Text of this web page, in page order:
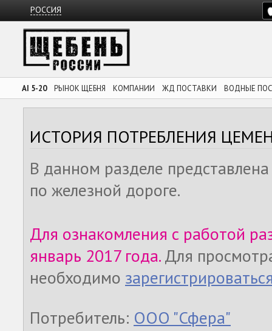
РОССИЯ
AI 5-20 РЫНОК ЩЕБНЯ КОМПАНИИ ЖД ПОСТАВКИ ВОДНЫЕ
ИСТОРИЯ ПОТРЕБЛЕНИЯ
В данном разделе
по железной дороге.
Для ознакомления с работой
январь 2017 года.Для
необходимо
Потребитель: ООО "Сфера"